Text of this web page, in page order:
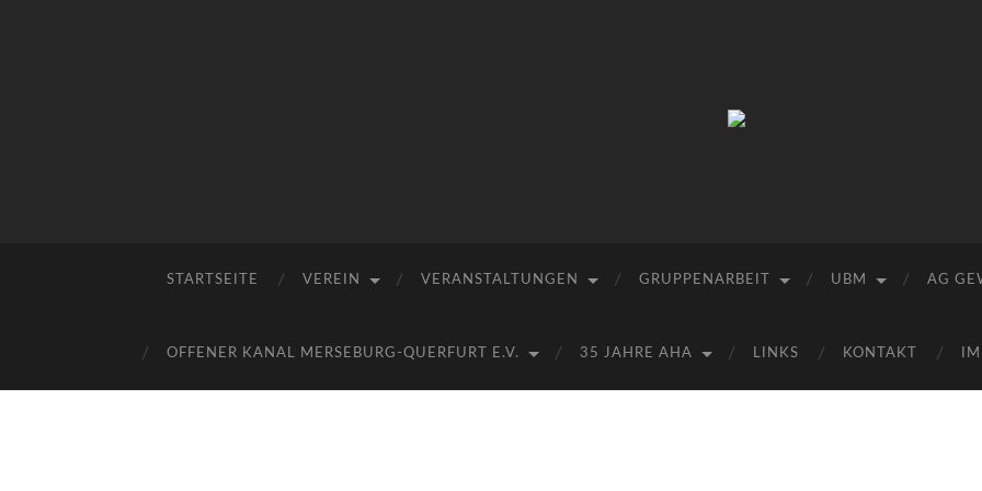
e.V.
STARTSEITE VEREIN VERANSTALTUNGEN GRUPPENARBEIT UBM AG
OFFENER KANAL MERSEBURG-QUERFURT E.V. 35 JAHRE AHA LINKS KONTAKT